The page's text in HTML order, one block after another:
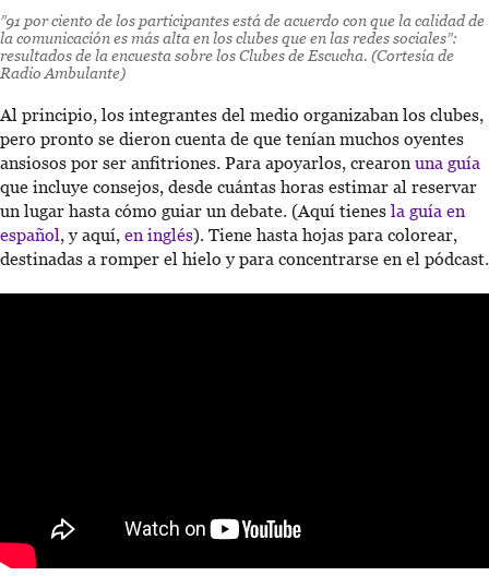
”91 por ciento de los participantes está de acuerdo con que la calidad de
la comunicación es más alta en los clubes que en las redes sociales”:
resultados de la encuesta sobre los Clubes de Escucha. (Cortesía de
Radio Ambulante)
Al principio, los integrantes del medio organizaban los clubes,
pero pronto se dieron cuenta de que tenían muchos oyentes
ansiosos por ser anfitriones. Para apoyarlos, crearon una guía
que incluye consejos, desde cuántas horas estimar al reservar
un lugar hasta cómo guiar un debate. (Aquí tienes la guía en
español, y aquí, en inglés). Tiene hasta hojas para colorear,
destinadas a romper el hielo y para concentrarse en el pódcast.